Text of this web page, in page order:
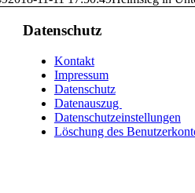
Datenschutz
Kontakt
Impressum
Datenschutz
Datenauszug
Datenschutzeinstellungen
Löschung des